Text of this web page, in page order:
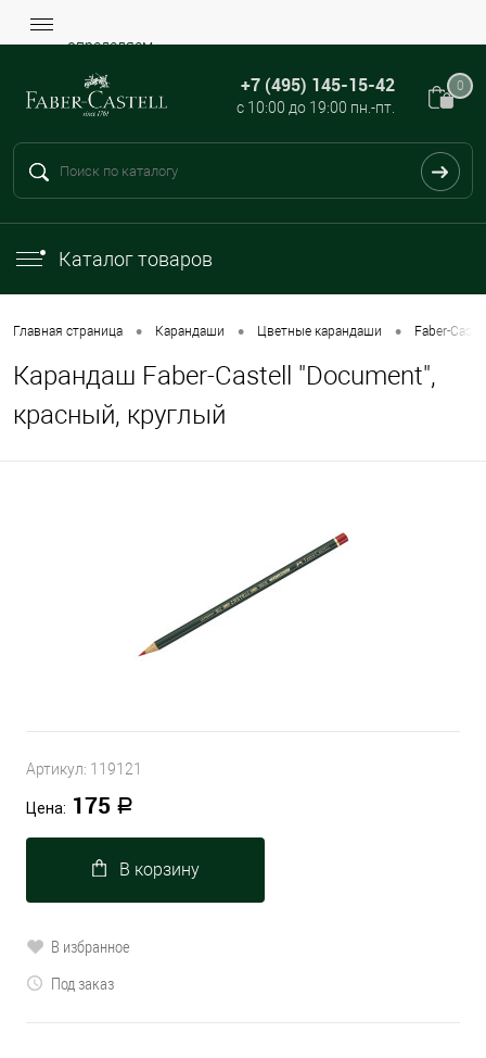
определяем...
+7 (495) 145-15-42
с 10:00 до 19:00 пн.-пт.
0
Каталог товаров
Главная страница • Карандаши • Цветные карандаши • Faber-
Карандаш Faber-Castell "Document",
красный, круглый
Артикул: 119121
Цена: 175 Р
В корзину
В избранное
Под заказ